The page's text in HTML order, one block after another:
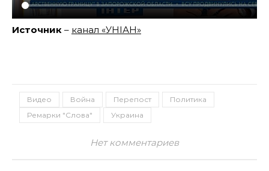
Источник – канал «УНІАН»
Видео Война Перепост
Политика
Ремарки "Слова"
Украина
Нет комментариев